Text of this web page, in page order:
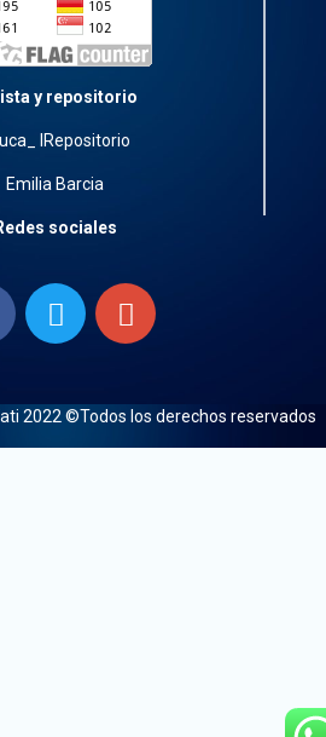
y repositorio
IRepositorio
Emilia Barcia
sociales
2022 ©Todos los derechos reservados